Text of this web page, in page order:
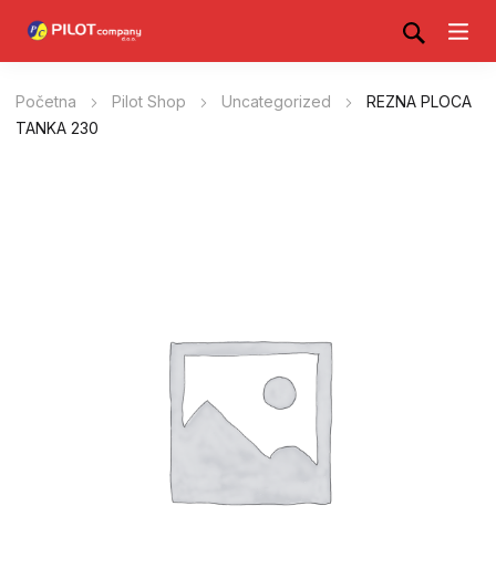
Početna Pilot Shop Uncategorized
REZNA PLOCA
TANKA 230